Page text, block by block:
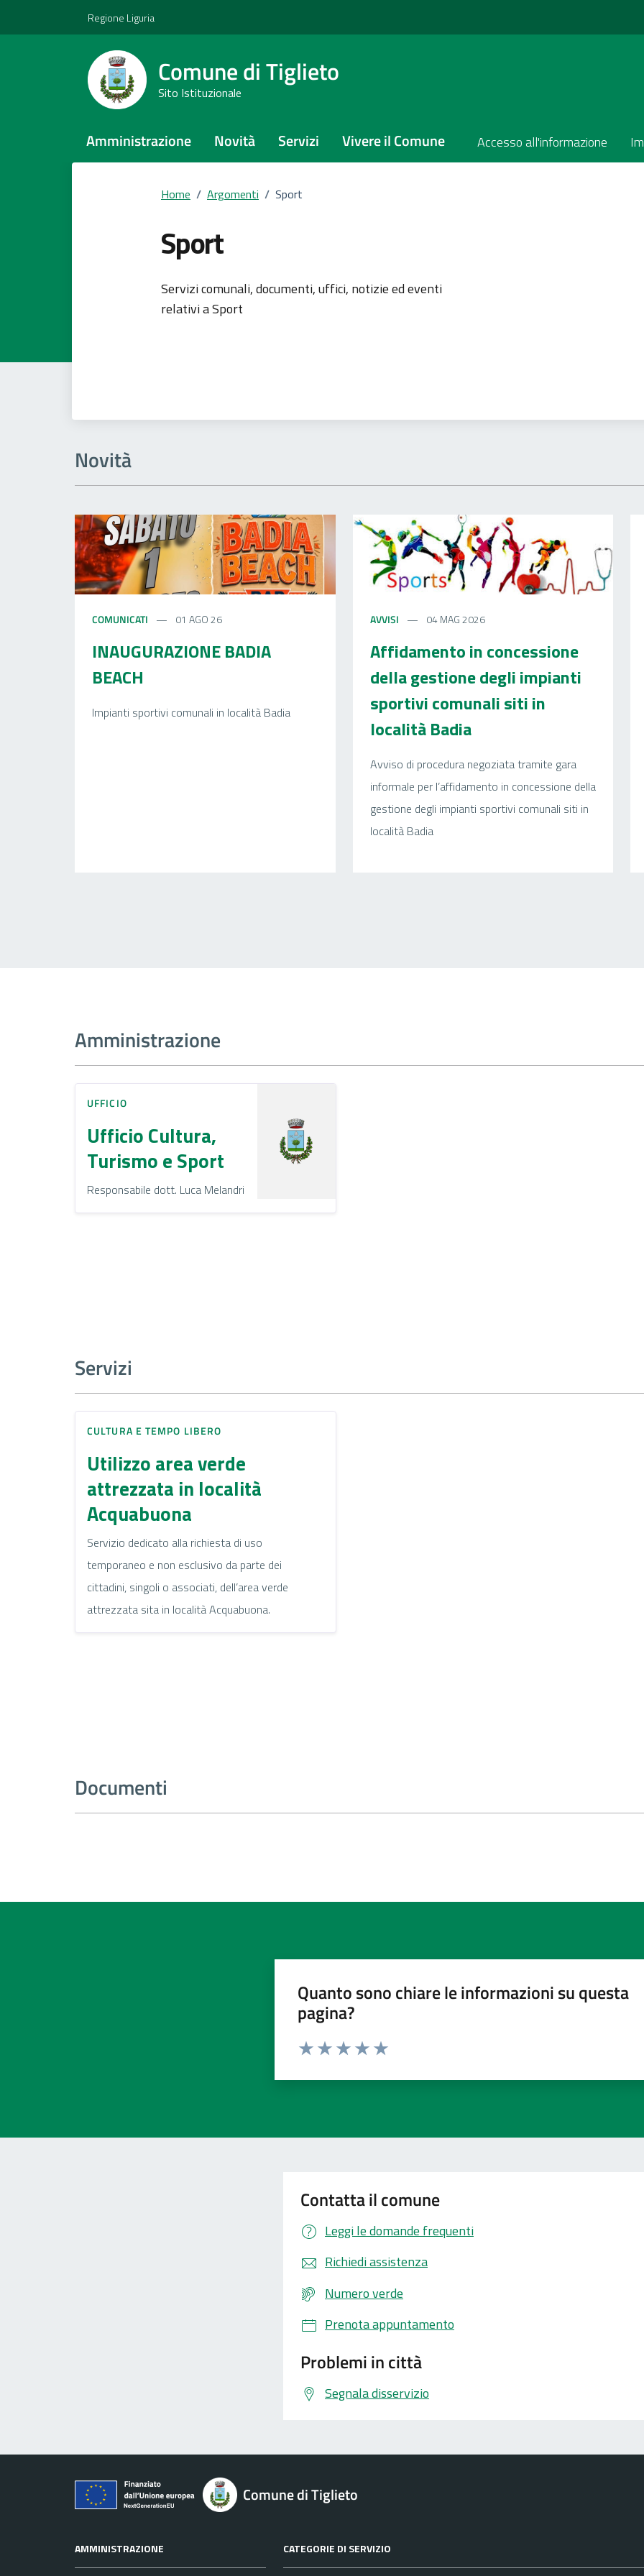
Regione Liguria
Comune di Tiglieto
Sito Istituzionale
Amministrazione Novità Servizi Vivere il Comune Accesso all'informazione
Home / Argomenti / Sport
Sport
Dettagli dell'argomento
Servizi comunali, documenti, uffici, notizie ed eventi
relativi a Sport
Novità
COMUNICATI 01 AGO 26
INAUGURAZIONE BADIA
BEACH
Impianti sportivi comunali in località Badia
AVVISI 04 MAG 2026
Affidamento in concessione
della gestione degli impianti
sportivi comunali siti in
località Badia
Avviso di procedura negoziata tramite gara
informale per l’affidamento in concessione della
gestione degli impianti sportivi comunali siti in
località Badia
Amministrazione
UFFICIO
Ufficio Cultura,
Turismo e Sport
Responsabile dott. Luca Melandri
Servizi
CULTURA E TEMPO LIBERO
Utilizzo area verde
attrezzata in località
Acquabuona
Servizio dedicato alla richiesta di uso
temporaneo e non esclusivo da parte dei
cittadini, singoli o associati, dell’area verde
attrezzata sita in località Acquabuona.
Documenti
Quanto sono chiare le informazioni su questa
pagina?
Contatta il comune
Leggi le domande frequenti
Richiedi assistenza
Numero verde
Prenota appuntamento
Problemi in città
Segnala disservizio
Comune di Tiglieto
AMMINISTRAZIONE CATEGORIE DI SERVIZIO